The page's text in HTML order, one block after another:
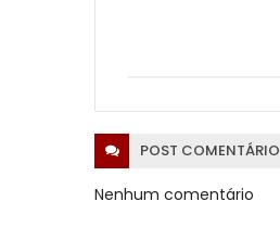
POST COMENTÁRIO
Nenhum comentário